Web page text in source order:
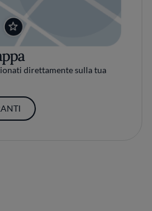
direttamente sulla tua